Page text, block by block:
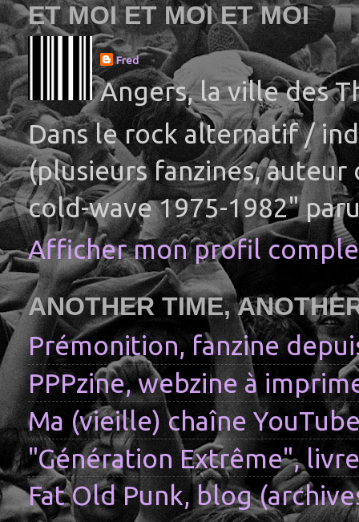
ET MOI ET MOI ET MOI
Fred
Angers, la ville des
Dans le rock alternatif /
(plusieurs fanzines, auteur
cold-wave 1975-1982"
Afficher mon profil
ANOTHER TIME,
Prémonition, fanzine
PPPzine, webzine à
Ma (vieille) chaîne
"Génération Extrême",
Fat Old Punk, blog